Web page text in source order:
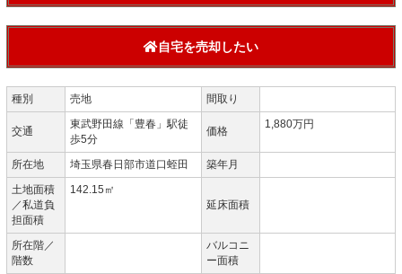
自宅を売却したい
種別 売地 間取り
交通
東武野田線「豊春」駅徒
歩5分
価格
1,880万円
所在地 埼玉県春日部市道口蛭田
築年月
土地面積
／私道負
担面積
142.15㎡
延床面積
所在階／
階数
バルコニ
ー面積